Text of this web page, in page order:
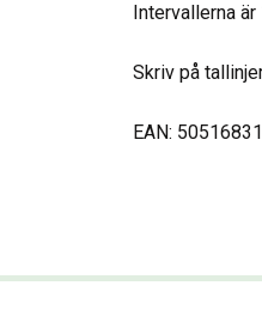
Intervallerna är
Skriv på
EAN: